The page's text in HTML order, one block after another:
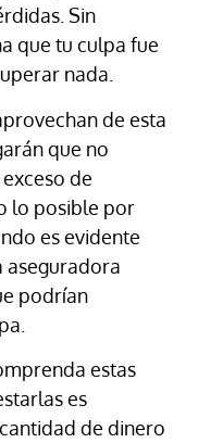
Sin
que tu culpa fue
nada.
de esta
que no
de
lo posible por
es evidente
aseguradora
podrían
estas
es
de dinero